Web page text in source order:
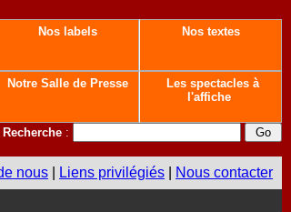
Nos labels Nos textes
Notre Salle de Presse
Les spectacles à
l'affiche
Recherche :
nous Liens privilégiés Nous contacter